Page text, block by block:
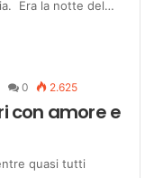
Era la notte del…
0 2.625
con amore e
quasi tutti